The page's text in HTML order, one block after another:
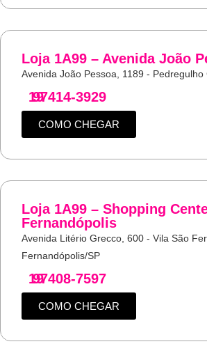
Loja 1A99 – Avenida João
Avenida João Pessoa, 1189 -
19
97414-3929
COMO CHEGAR
Loja 1A99 – Shopping
Fernandópolis
Avenida Litério Grecco, 600 - Vila São
Fernandópolis/SP
19
97408-7597
COMO CHEGAR